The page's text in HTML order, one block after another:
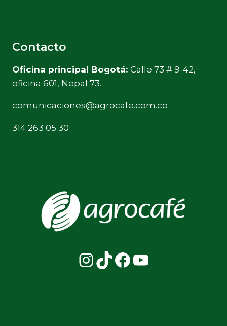
Contacto
Oficina principal Bogotá: Calle 73 # 9-42,
oficina 601, Nepal 73.
comunicaciones@agrocafe.com.co
314 263 05 30
Instagram
TikTok
Facebook
YouTube